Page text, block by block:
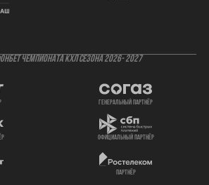
ЧЕМПИОНАТА КХЛ СЕЗОНА 2026- 2027
генеральный партнёр
официальный партнёр
партнёр